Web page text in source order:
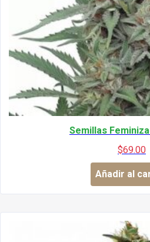
Semillas
$69.00
Añadir al